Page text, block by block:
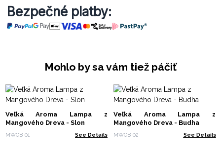
Bezpečné platby:
Mohlo by sa vám tiež páčiť
Veľká Aroma Lampa z
Mangového Dreva - Slon
MWOB-01 See Details
Veľká Aroma Lampa z
Mangového Dreva - Budha
MWOB-02 See Details